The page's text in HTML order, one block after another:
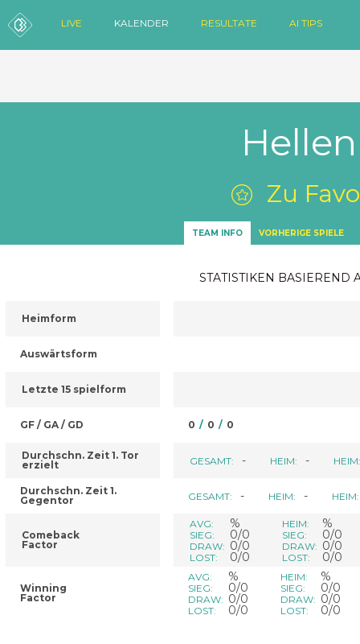
LIVE KALENDER RESULTATE AI TIPS
Zu
TEAM INFO VORHERIGE SPIELE
STATISTIKEN BASIEREND
Heimform
Auswärtsform
Letzte 15 spielform
GF / GA / GD
Durchschn. Zeit 1. Tor
erzielt
Durchschn. Zeit 1.
Gegentor
Comeback
Factor
Winning
Factor
0 / 0 / 0
GESAMT: - HEIM: - HEIM:
GESAMT: - HEIM: - HEIM:
AVG: %
SIEG: 0/0
DRAW: 0/0
LOST: 0/0
HEIM: %
SIEG: 0/0
DRAW: 0/0
LOST: 0/0
AVG: %
SIEG: 0/0
DRAW: 0/0
LOST: 0/0
HEIM: %
SIEG: 0/0
DRAW: 0/0
LOST: 0/0